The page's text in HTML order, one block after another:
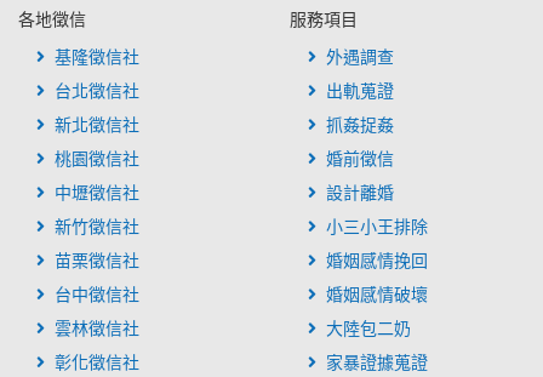
各地徵信
基隆徵信社
台北徵信社
新北徵信社
桃園徵信社
中壢徵信社
新竹徵信社
苗栗徵信社
台中徵信社
雲林徵信社
彰化徵信社
服務項目
外遇調查
出軌蒐證
抓姦捉姦
婚前徵信
設計離婚
小三小王排除
婚姻感情挽回
婚姻感情破壞
大陸包二奶
家暴證據蒐證